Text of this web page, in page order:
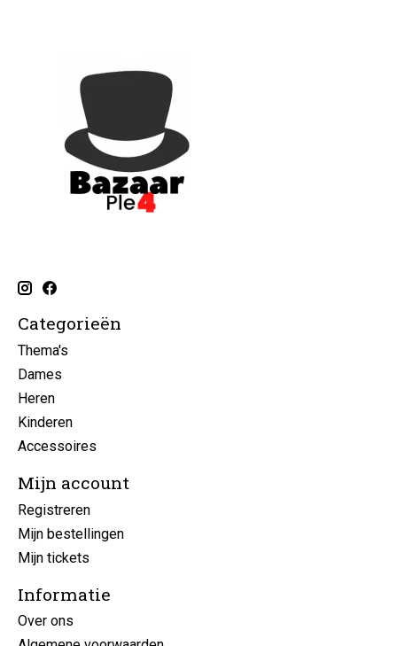
Categorieën
Thema's
Dames
Heren
Kinderen
Accessoires
Mijn account
Registreren
Mijn bestellingen
Mijn tickets
Informatie
Over ons